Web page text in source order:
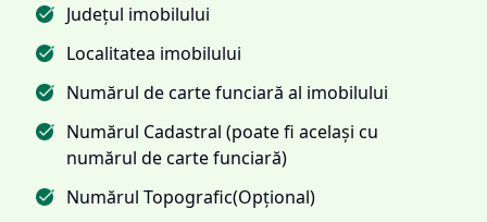
Județul imobilului
Localitatea imobilului
Numărul de carte funciară al imobilului
Numărul Cadastral (poate fi același cu
numărul de carte funciară)
Numărul Topografic(Opțional)